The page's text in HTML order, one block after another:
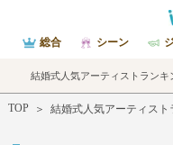
総合 シーン
結婚式人気アーティストランキ
TOP ＞ 結婚式人気アーティスト